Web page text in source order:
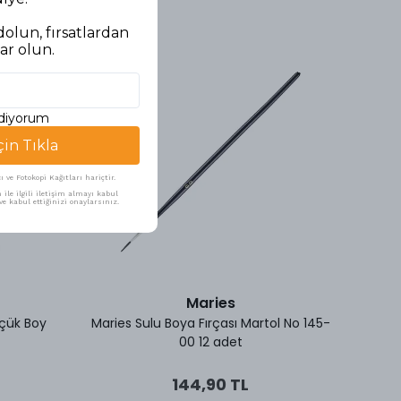
Boy
Maries
Maries Sulu Boya Fırçası Martol No 145-
00 12 adet
144,90 TL
fırsatlardan
olun.
Tıkla
ve Fotokopi Kağıtları hariçtir.
ile ilgili iletişim almayı kabul
kabul ettiğinizi onaylarsınız.